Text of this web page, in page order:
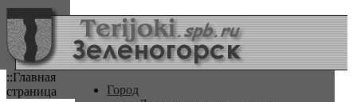
::Главная
страница
Город